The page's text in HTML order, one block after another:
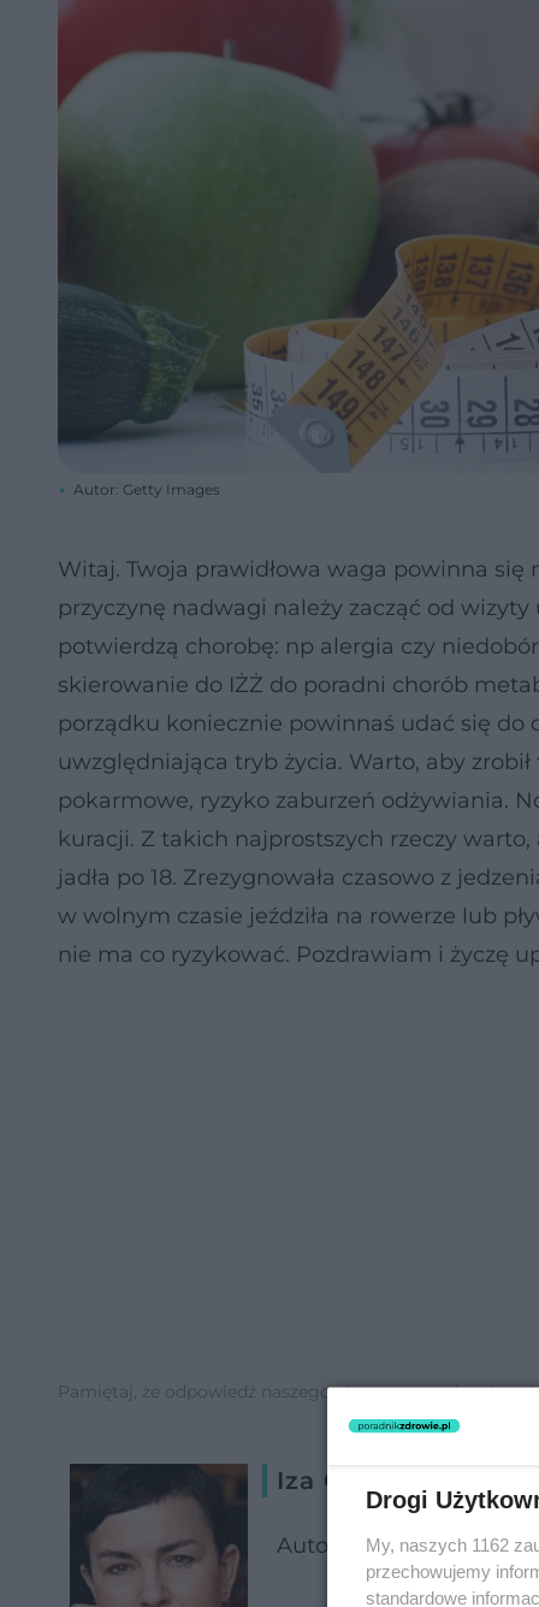
Autor: Getty Images
Witaj. Twoja prawidłowa waga powinna
przyczynę nadwagi należy zacząć od
potwierdzą chorobę: np alergia czy
skierowanie do IŻŻ do poradni chorób
porządku koniecznie powinnaś udać się
uwzględniająca tryb życia. Warto, aby
pokarmowe, ryzyko zaburzeń odżywiania.
kuracji. Z takich najprostszych rzeczy
jadła po 18. Zrezygnowała czasowo z
w wolnym czasie jeździła na rowerze lub
nie ma co ryzykować. Pozdrawiam i życzę
Pamiętaj, że odpowiedź naszego eksperta ma
Iza Czajka
Autorka książki "Dieta
Drogi
My, naszych 1162
przechowujemy
standardowe